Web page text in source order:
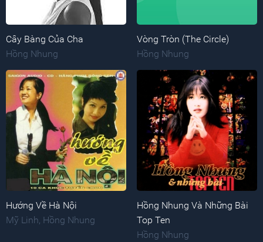
Cây Bàng Của Cha
Hồng Nhung
Vòng Tròn (The Circle)
Hồng Nhung
Hướng Về Hà Nội
Mỹ Linh, Hồng Nhung
Hồng Nhung Và Những Bài
Top Ten
Hồng Nhung